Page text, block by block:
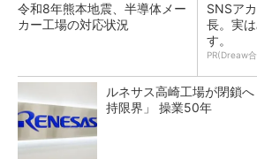
令和8年熊本地震、半導体メー
カー工場の対応状況
SNSア
長。実
す。
PR(Dreaw
ルネサス高崎工場が閉鎖
持限界」 操業50年